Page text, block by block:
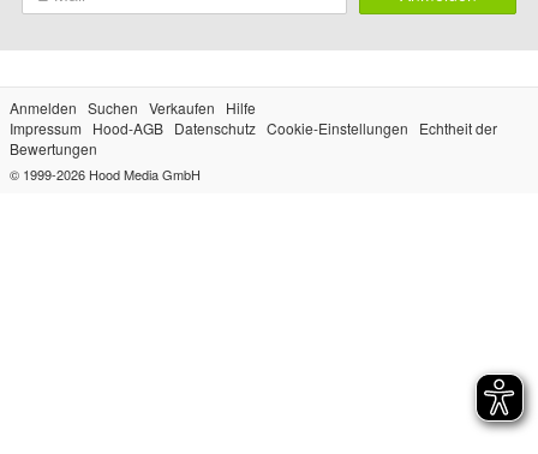
Anmelden Suchen Verkaufen
Hilfe
Impressum
Hood-AGB Datenschutz Cookie-Einstellungen
Echtheit der
Bewertungen
© 1999-2026 Hood Media GmbH